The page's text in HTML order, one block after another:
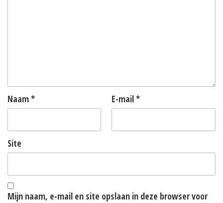
Naam* E-mail*
Site
Mijn naam, e-mail en site opslaan in deze browser voor